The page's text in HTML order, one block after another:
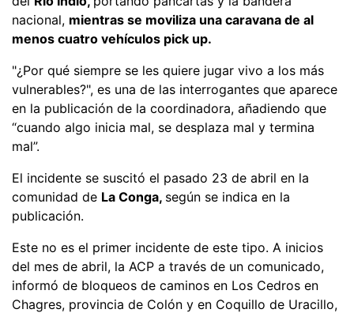
nacional, mientras se moviliza una caravana de al
menos cuatro vehículos pick up.
"¿Por qué siempre se les quiere jugar vivo a los más
vulnerables?", es una de las interrogantes que aparece
en la publicación de la coordinadora, añadiendo que
“cuando algo inicia mal, se desplaza mal y termina
mal”.
El incidente se suscitó el pasado 23 de abril en la
comunidad de La Conga, según se indica en la
publicación.
Este no es el primer incidente de este tipo. A inicios
del mes de abril, la ACP a través de un comunicado,
informó de bloqueos de caminos en Los Cedros en
Chagres, provincia de Colón y en Coquillo de Uracillo,